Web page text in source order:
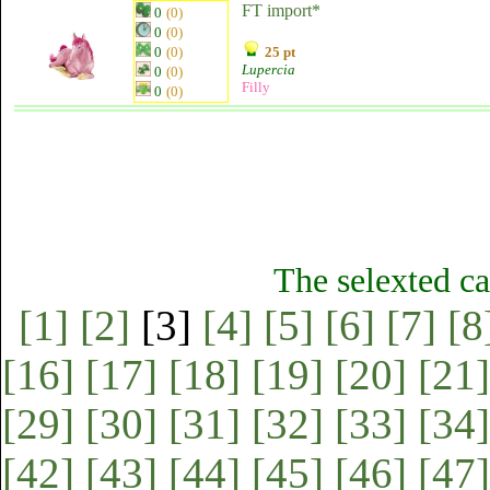
0 (0)
0 (0)
0 (0)
0 (0)
0 (0)
FT import*
25 pt
Lupercia
Filly
The selexted
[1] [2] [3] [4] [5] [6] [7]
[16] [17] [18] [19] [20] [21]
[29] [30] [31] [32] [33] [34]
[42] [43] [44] [45] [46] [47]